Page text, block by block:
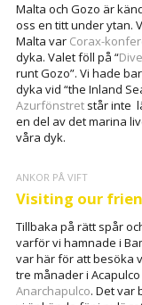
Malta och Gozo är
oss en titt under ytan.
Malta var Corax-
dyka. Valet föll på “
runt Gozo”. Vi hade
dyka vid “the Inland
Azurfönstret står inte
en del av det marina
våra dyk.
ANKOR PÅ VIFT
Visiting our
Tillbaka på rätt spår
varför vi hamnade i
var här för att besöka
tre månader i
Anarchapulco. Det var